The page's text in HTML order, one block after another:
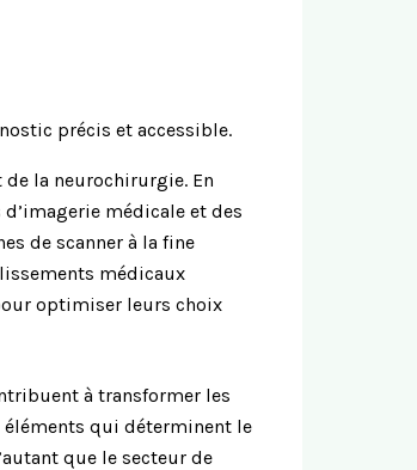
la neurochirurgie. En
médicale et des
de scanner à la fine
médicaux
optimiser leurs choix
à transformer les
éléments qui déterminent le
que le secteur de